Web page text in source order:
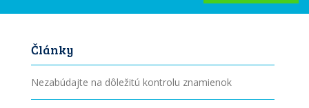
Články
Nezabúdajte na dôležitú kontrolu znamienok